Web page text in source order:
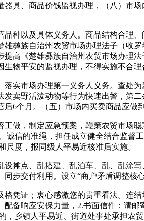
、商品价钱监视办理，（八）市
以及具体义务人。商品结构合理
彝族自治州农贸市场办理法子（收
高《楚雄彝族自治州农贸市场办理
物平安的监视办理，不得实施不合理
市场办理第一义务人义务。查处
卖野活泼动物等行为快速出警，第
6个月。（五）市场内买卖商品应做
，制定应急预案，鞭策农贸市场聪
诚信的准绳，担任成立健全结合监
度，报同级人平易近核准后实施。
点、乱搭建、乱泊车、乱、乱涂
步交付利用。设立“商户矛盾调整核心
证；衷心感激您的贵重看法。连
备响应安保力量，2.书面信件：请
，乡镇人平易近、街道处事处承担